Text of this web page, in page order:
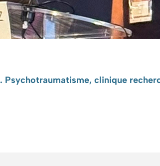
. Psychotraumatisme, clinique